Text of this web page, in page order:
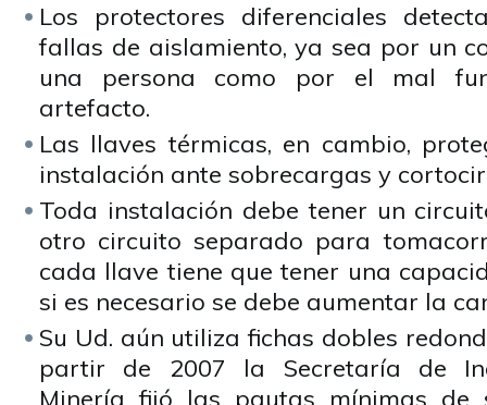
Los protectores diferenciales
fallas de aislamiento, ya sea por un
una persona como por el mal
artefacto.
Las llaves térmicas, en cambio,
instalación ante sobrecargas y
Toda instalación debe tener un
otro circuito separado para
cada llave tiene que tener una
si es necesario se debe aumentar la
Su Ud. aún utiliza fichas dobles
partir de 2007 la Secretaría de
Minería fijó las pautas mínimas de